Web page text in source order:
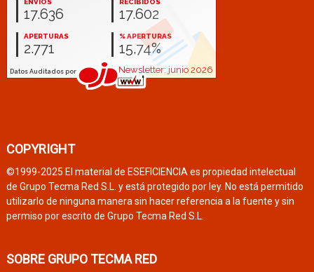
COPYRIGHT
©1999-2025 El material de ESEFICIENCIA es propiedad intelectual
de Grupo Tecma Red S.L. y está protegido por ley. No está permitido
utilizarlo de ninguna manera sin hacer referencia a la fuente y sin
permiso por escrito de Grupo Tecma Red S.L.
SOBRE GRUPO TECMA RED